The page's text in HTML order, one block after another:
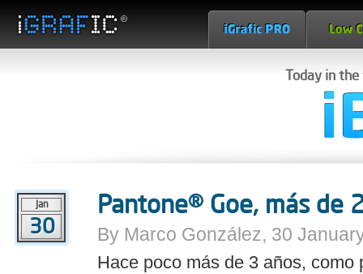
Today in
Jan
30
Pantone® Goe, más de
By Marco González, 30
Hace poco más de 3 años, como